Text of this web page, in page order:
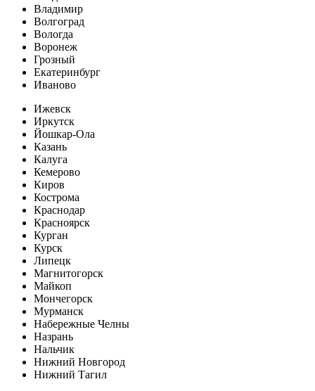
Владимир
Волгоград
Вологда
Воронеж
Грозный
Екатеринбург
Иваново
Ижевск
Иркутск
Йошкар-Ола
Казань
Калуга
Кемерово
Киров
Кострома
Краснодар
Красноярск
Курган
Курск
Липецк
Магнитогорск
Майкоп
Мончегорск
Мурманск
Набережные Челны
Назрань
Нальчик
Нижний Новгород
Нижний Тагил